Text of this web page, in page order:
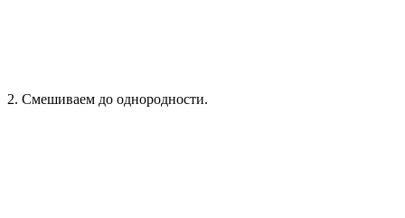
2. Смешиваем до однородности.